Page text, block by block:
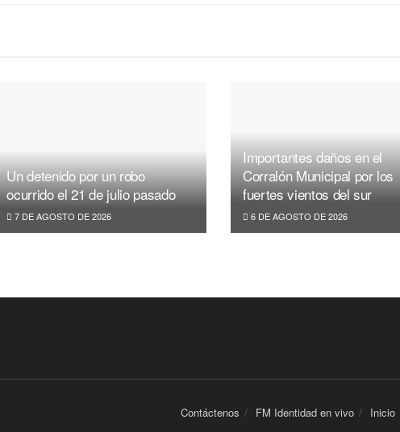
Un detenido por un robo
ocurrido el 21 de julio pasado
7 DE AGOSTO DE 2026
Importantes daños en el
Corralón Municipal por los
fuertes vientos del sur
6 DE AGOSTO DE 2026
Contáctenos FM Identidad en vivo Inicio